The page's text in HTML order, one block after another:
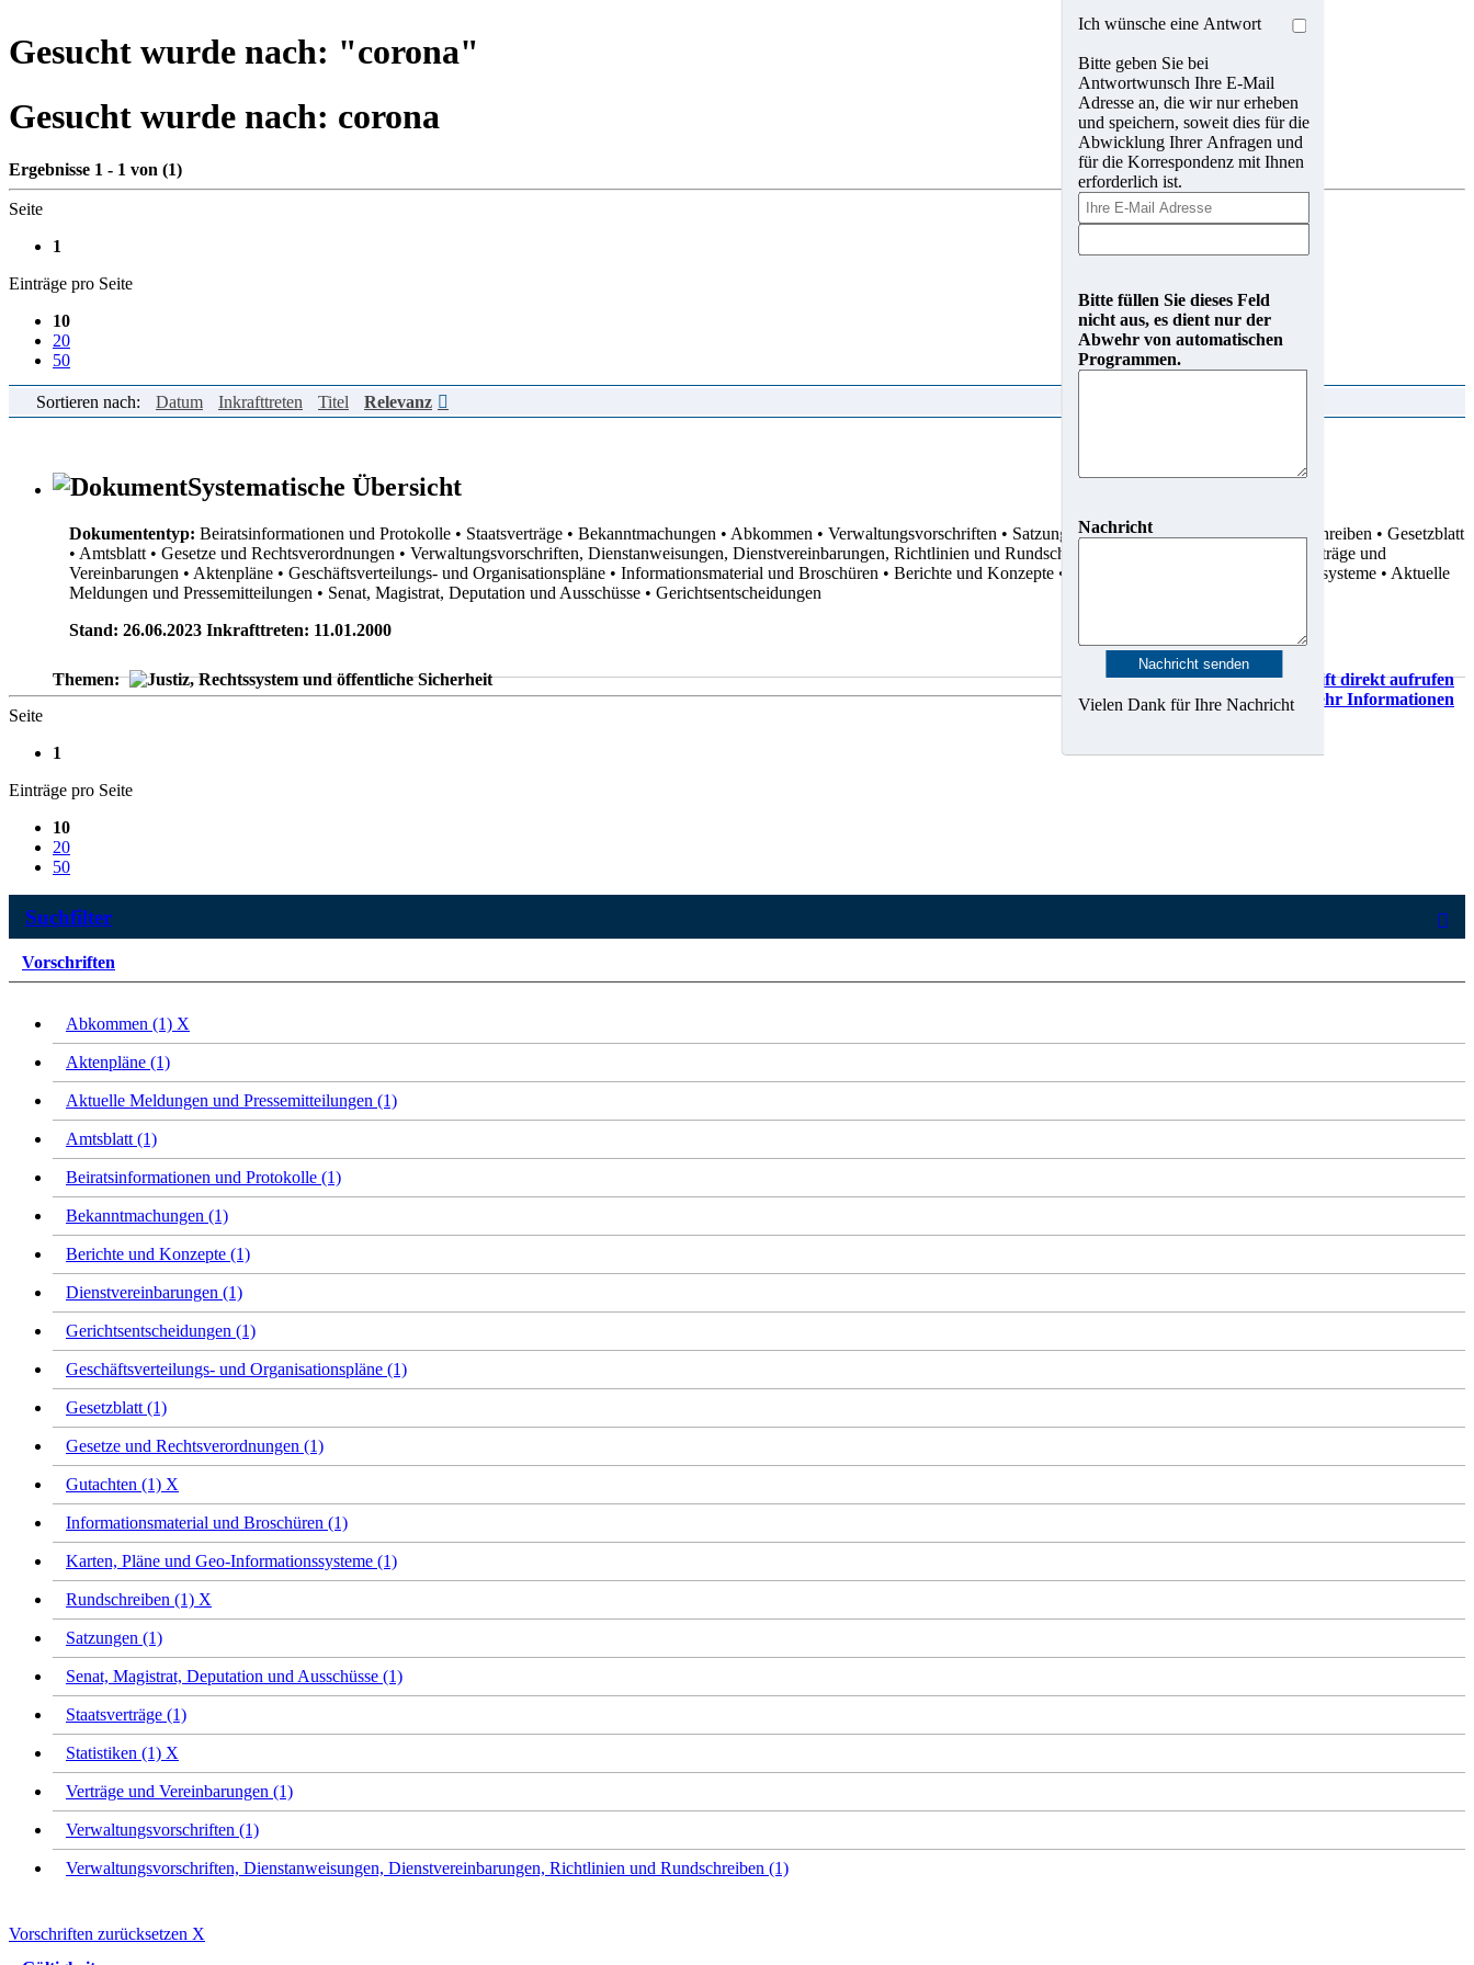
Gesucht wurde nach: "corona"
Gesucht wurde nach: corona
Ergebnisse 1 - 1 von (1)
Seite
1
Einträge pro Seite
10
20
50
Sortieren nach: Datum Inkrafttreten Titel Relevanz
Systematische Übersicht
Dokumententyp: Beiratsinformationen und Protokolle • Staatsverträge • Bekanntmachungen • Abkommen • Verwaltungsvorschriften • Satzungen• Dienstvereinbarungen• Rundschreiben • Gesetzblatt
• Amtsblatt • Gesetze und Rechtsverordnungen • Verwaltungsvorschriften, Dienstanweisungen, Dienstvereinbarungen, Richtlinien und Rundschreiben
• Verträge und
Vereinbarungen • Aktenpläne • Geschäftsverteilungs- und Organisationspläne • Informationsmaterial und Broschüren • Berichte und Konzepte • Karten, Pläne und Geo-Informationssysteme • Aktuelle
Meldungen und Pressemitteilungen • Senat, Magistrat, Deputation und Ausschüsse • Gerichtsentscheidungen
Stand: 26.06.2023 Inkrafttreten: 11.01.2000
Themen:
Vorschrift direkt aufrufen
Mehr Informationen
Seite
1
Einträge pro Seite
10
20
50
Suchfilter
Vorschriften
Abkommen (1) X
Aktenpläne (1)
Aktuelle Meldungen und Pressemitteilungen (1)
Amtsblatt (1)
Beiratsinformationen und Protokolle (1)
Bekanntmachungen (1)
Berichte und Konzepte (1)
Dienstvereinbarungen (1)
Gerichtsentscheidungen (1)
Geschäftsverteilungs- und Organisationspläne (1)
Gesetzblatt (1)
Gesetze und Rechtsverordnungen (1)
Gutachten (1) X
Informationsmaterial und Broschüren (1)
Karten, Pläne und Geo-Informationssysteme (1)
Rundschreiben (1) X
Satzungen (1)
Senat, Magistrat, Deputation und Ausschüsse (1)
Staatsverträge (1)
Statistiken (1) X
Verträge und Vereinbarungen (1)
Verwaltungsvorschriften (1)
Verwaltungsvorschriften, Dienstanweisungen, Dienstvereinbarungen, Richtlinien und Rundschreiben (1)
Vorschriften zurücksetzen X
Ich wünsche eine Antwort
Bitte geben Sie bei
Antwortwunsch Ihre E-Mail
Adresse an, die wir nur erheben
und speichern, soweit dies für die
Abwicklung Ihrer Anfragen und
für die Korrespondenz mit Ihnen
erforderlich ist.
Bitte füllen Sie dieses Feld
nicht aus, es dient nur der
Abwehr von automatischen
Programmen.
Nachricht
Vielen Dank für Ihre Nachricht